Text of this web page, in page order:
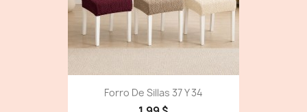
Forro De Sillas 37 Y 34